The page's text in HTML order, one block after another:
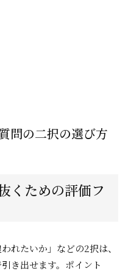
問の二択の選び方
くための評価フ
れたいか」などの2択は、
き出せます。ポイント